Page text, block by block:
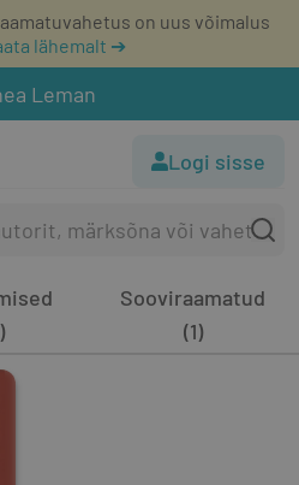
on uus võimalus
lähemalt ➔
Leman
Logi sisse
Sooviraamatud
(1)